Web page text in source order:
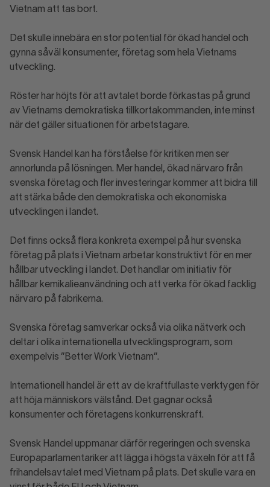
Vietnam att tas bort.
Det skulle innebära en stor potential för ökad handel och
gynna såväl konsumenter, företag som hela Vietnams
utveckling.
Röster har höjts för att avtalet borde förkastas på grund
av Vietnams demokratiska tillkortakommanden, inte minst
när det gäller situationen för arbetstagare.
Svensk Handel kan ha förståelse för kritiken men ser
annorlunda på lösningen. Mer handel, ökad närvaro från
svenska företag och fler investeringar kommer att bidra till
att stärka både den demokratiska och ekonomiska
utvecklingen i landet.
Det finns också flera konkreta exempel på hur svenska
företag på plats i Vietnam arbetar konstruktivt för en mer
hållbar utveckling i landet. Det handlar om initiativ för
hållbar kemikalieanvändning och att verka för ökad facklig
närvaro på fabrikerna.
Svenska företag samverkar också via olika nätverk och
deltar i olika internationella utvecklingsprogram, som
exempelvis ”Better Work Vietnam”.
Internationell handel är ett av de kraftfullaste verktygen för
att höja människors välstånd. Det gagnar också
konsumenter och företagens konkurrenskraft.
Svensk Handel uppmanar därför regeringen och svenska
Europaparlamentariker att lägga i högsta växeln för att få
frihandelsavtalet med Vietnam på plats. Det skulle vara en